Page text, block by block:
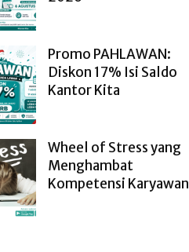
Promo PAHLAWAN:
Diskon 17% Isi Saldo
Kantor Kita
Wheel of Stress yang
Menghambat
Kompetensi Karyawan